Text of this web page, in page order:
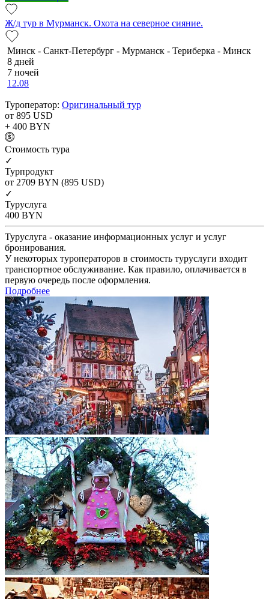
Ж/д тур в Мурманск. Охота на северное сияние.
Минск - Санкт-Петербург - Мурманск - Териберка - Минск
8 дней
7 ночей
12.08
Туроператор: Оригинальный тур
от 895 USD
+ 400 BYN
Cтоимость тура
✓
Турпродукт
от 2709 BYN (895 USD)
✓
Туруслуга
400 BYN
Туруслуга - оказание информационных услуг и услуг
бронирования.
У некоторых туроператоров в стоимость туруслуги входит
транспортное обслуживание. Как правило, оплачивается в
первую очередь после оформления.
Подробнее